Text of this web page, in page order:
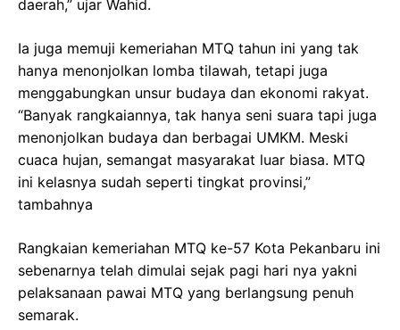
daerah,” ujar Wahid.
Ia juga memuji kemeriahan MTQ tahun ini yang tak
hanya menonjolkan lomba tilawah, tetapi juga
menggabungkan unsur budaya dan ekonomi rakyat.
“Banyak rangkaiannya, tak hanya seni suara tapi juga
menonjolkan budaya dan berbagai UMKM. Meski
cuaca hujan, semangat masyarakat luar biasa. MTQ
ini kelasnya sudah seperti tingkat provinsi,”
tambahnya
Rangkaian kemeriahan MTQ ke-57 Kota Pekanbaru ini
sebenarnya telah dimulai sejak pagi hari nya yakni
pelaksanaan pawai MTQ yang berlangsung penuh
semarak.